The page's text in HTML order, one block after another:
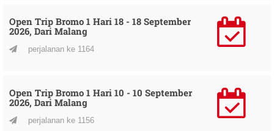
Open Trip Bromo 1 Hari 18 - 18 September
2026, Dari Malang
perjalanan ke 1164
Open Trip Bromo 1 Hari 10 - 10 September
2026, Dari Malang
perjalanan ke 1156